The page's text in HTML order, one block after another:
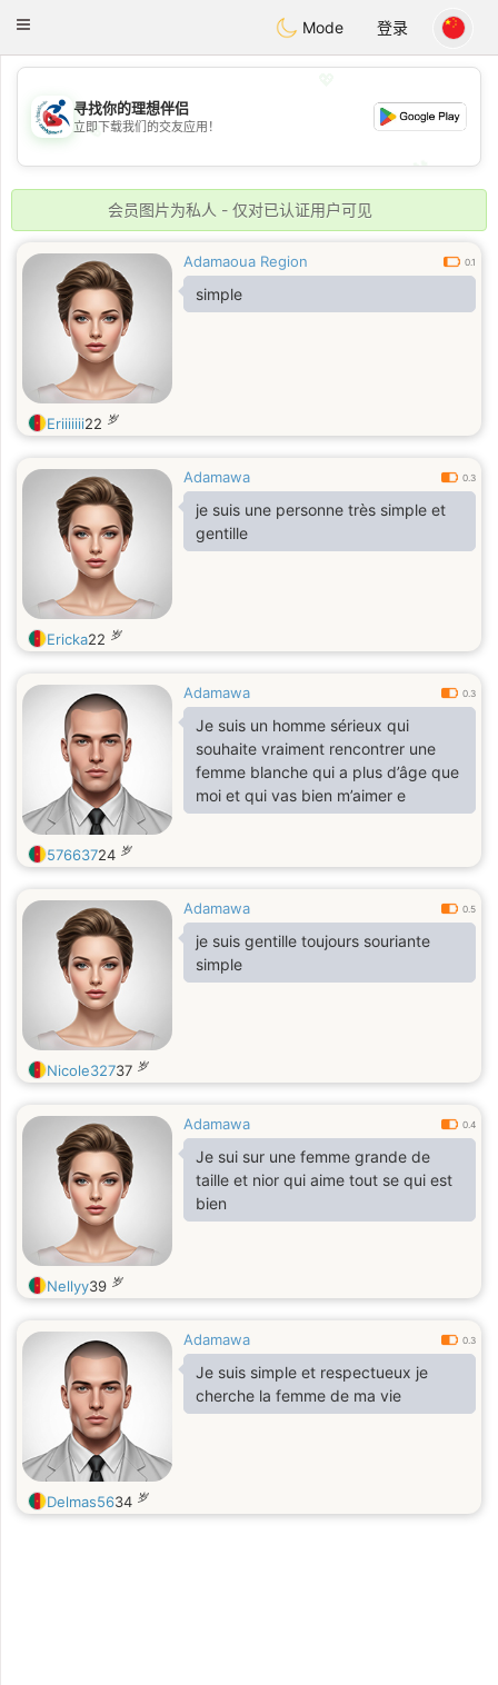
Handi Space
Toggle
Mode 登录
💖
💕
寻找你的理想伴侣
立即下载我们的交友应用！
会员图片为私人 - 仅对已认证用户可见
Adamaoua Region 0.1
simple
Eriiiiiii22 岁
Adamawa 0.3
je suis une personne très simple et
gentille
Ericka22 岁
Adamawa 0.3
Je suis un homme sérieux qui
souhaite vraiment rencontrer une
femme blanche qui a plus d’âge que
moi et qui vas bien m’aimer e
57663724 岁
Adamawa 0.5
je suis gentille toujours souriante
simple
Nicole32737 岁
Adamawa 0.4
Je sui sur une femme grande de
taille et nior qui aime tout se qui est
bien
Nellyy39 岁
Adamawa 0.3
Je suis simple et respectueux je
cherche la femme de ma vie
Delmas5634 岁